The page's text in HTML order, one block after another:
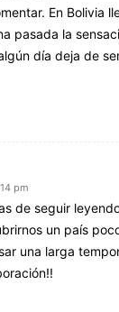
En Bolivia
pasada la
día deja de
pm
de seguir
un país
una larga